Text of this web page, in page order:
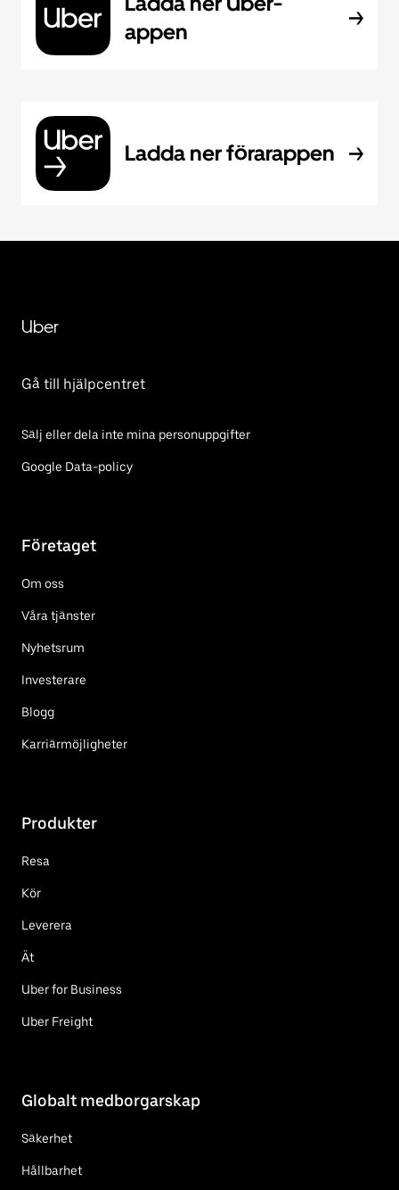
appen
Ladda ner förarappen
Uber
Gå till hjälpcentret
Sälj eller dela inte mina personuppgifter
Google Data-policy
Företaget
Om oss
Våra tjänster
Nyhetsrum
Investerare
Blogg
Karriärmöjligheter
Produkter
Resa
Kör
Leverera
Ät
Uber for Business
Uber Freight
Globalt medborgarskap
Säkerhet
Hållbarhet